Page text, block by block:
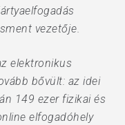
vezetője.
elektronikus
bővült: az idei
149 ezer fizikai és
elfogadóhely